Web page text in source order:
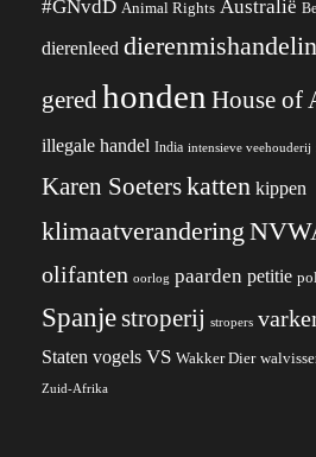
#GNvdD Animal Rights Australië
dierenleed
geredhonden House of
illegale handel India intensieve veehouderij
Karen Soeterskatten kippen
klimaatverandering
olifanten oorlog paarden petitie
Spanjestroperij stropers
Staten vogels VS Wakker Dier
Zuid-Afrika